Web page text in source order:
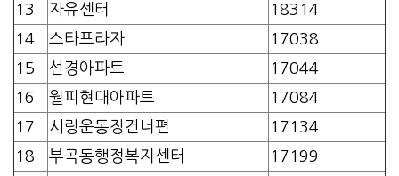
13
자유센터
18314
14
스타프라자
17038
15
선경아파트
17044
16
월피현대아파트
17084
17
시랑운동장건너편
17134
18
부곡동행정복지센터 17199